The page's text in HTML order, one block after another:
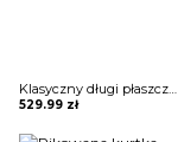
Klasyczny długi płaszcz z futrem i paskiem Sherri
529.99 zł